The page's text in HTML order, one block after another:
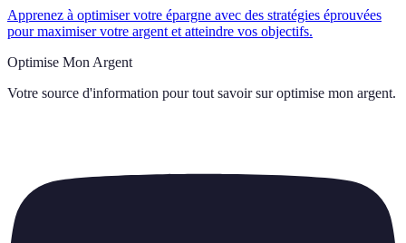
Apprenez à optimiser votre épargne avec des stratégies éprouvées
pour maximiser votre argent et atteindre vos objectifs.
Optimise Mon Argent
Votre source d'information pour tout savoir sur optimise mon argent.